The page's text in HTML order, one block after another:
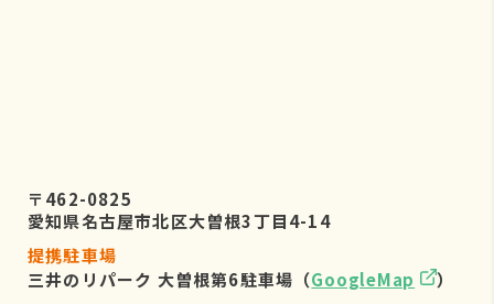
〒462-0825
愛知県名古屋市北区大曽根3丁目4-14
提携駐車場
三井のリパーク 大曽根第6駐車場（GoogleMap
）